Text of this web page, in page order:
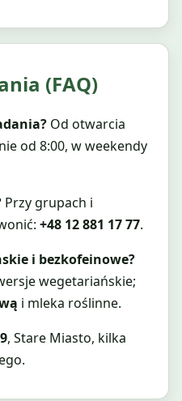
(FAQ)
Od otwarcia
od 8:00, w weekendy
Przy grupach i
+48 12 881 17 77.
i bezkofeinowe?
wegetariańskie;
i mleka roślinne.
, Stare Miasto, kilka